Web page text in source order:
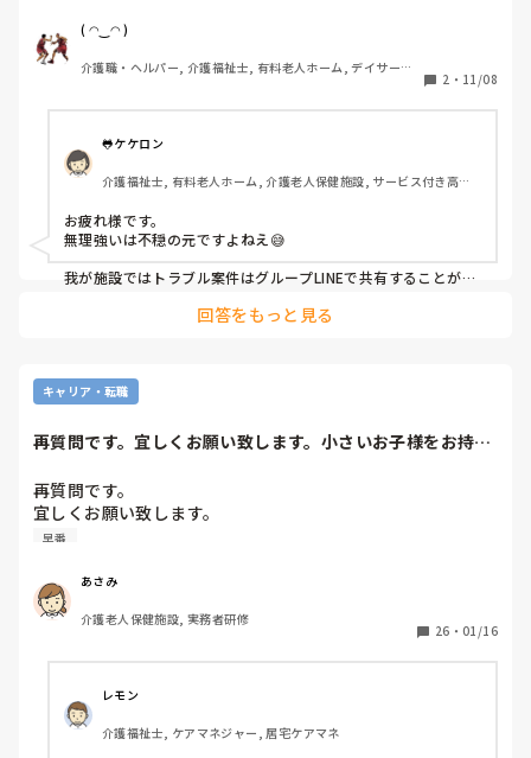
無理矢理起こしたせいで暴れていた_φ(･_･
ユニットまで誘導できたけど、朝食見事にひっくり返された
みたいで、新人スタッフは朝からため息連続してた。無理矢
自分だって無理矢理起こされたら怒るだろ。スタッフの都合
で朝早くされたねぇ。
グループLINEで報告ですって言う内容は、報告する相手って
だれなんですか？全員に報告上げる必要ない。
( ◠‿◠ )
介護職・ヘルパー, 介護福祉士, 有料老人ホーム, デイサービ
2 ・ 11/08
🐸ケケロン
介護福祉士, 有料老人ホーム, 介護老人保健施設, サービス付き高齢
宅介護
お疲れ様です。
無理強いは不穏の元ですよねえ😅
我が施設ではトラブル案件はグループLINEで共有することが多
換に役立っています。また新人さんに注意や適切な対応を教え
回答をもっと見る
キャリア・転職
再質問です。宜しくお願い致します。小さいお子様をお持ち
再質問です。
宜しくお願い致します。
早番
あさみ
介護老人保健施設, 実務者研修
26 ・ 01/16
レモン
介護福祉士, ケアマネジャー, 居宅ケアマネ